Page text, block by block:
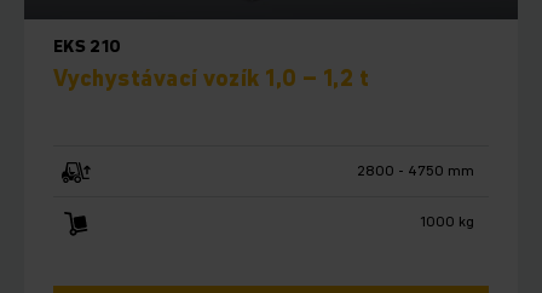
EKS 210
Vychystávací vozík 1,0 – 1,2 t
2800 - 4750 mm
1000 kg